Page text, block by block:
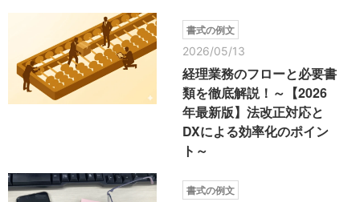
書式の例文
2026/05/13
経理業務のフローと必要書
類を徹底解説！～【2026
年最新版】法改正対応と
DXによる効率化のポイン
ト～
書式の例文